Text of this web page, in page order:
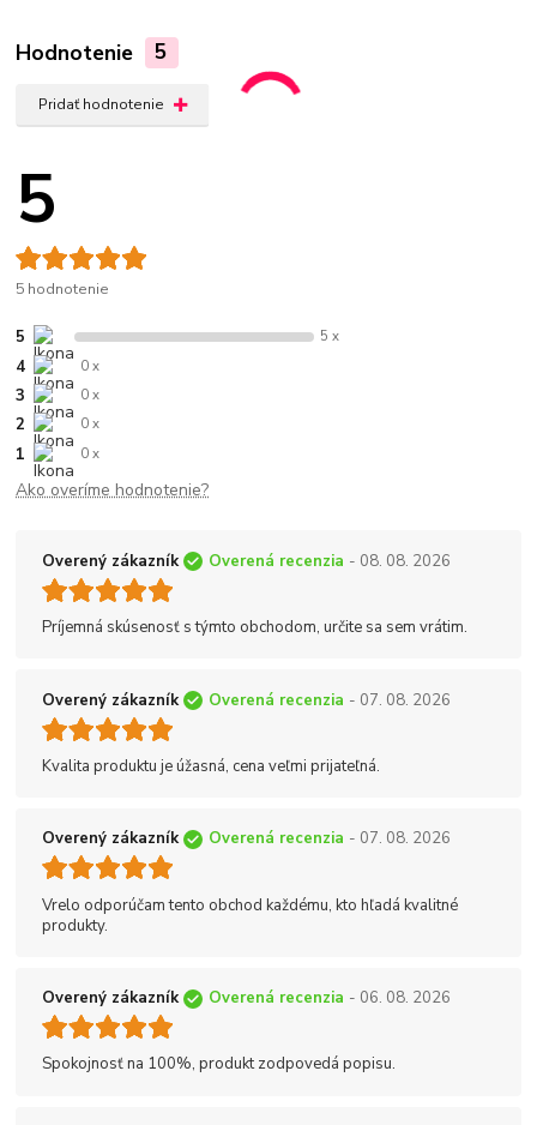
Hodnotenie 5
Pridať hodnotenie
5
5 hodnotenie
5 5 x
4 0 x
3 0 x
2 0 x
1 0 x
Ako overíme hodnotenie?
Overený zákazník Overená recenzia - 08. 08. 2026
Príjemná skúsenosť s týmto obchodom, určite sa sem vrátim.
Overený zákazník Overená recenzia - 07. 08. 2026
Kvalita produktu je úžasná, cena veľmi prijateľná.
Overený zákazník Overená recenzia - 07. 08. 2026
Vrelo odporúčam tento obchod každému, kto hľadá kvalitné
produkty.
Overený zákazník Overená recenzia - 06. 08. 2026
Spokojnosť na 100%, produkt zodpovedá popisu.